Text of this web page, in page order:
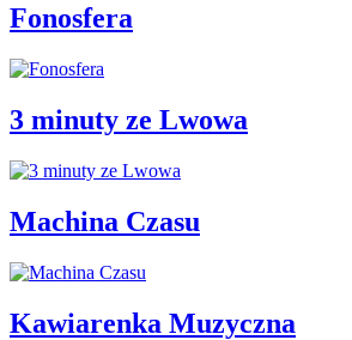
Fonosfera
3 minuty ze Lwowa
Machina Czasu
Kawiarenka Muzyczna